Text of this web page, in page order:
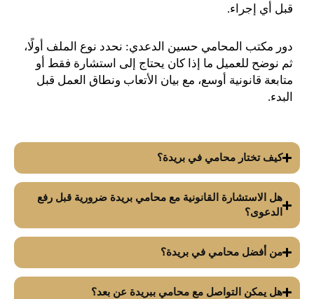
قبل أي إجراء.
دور مكتب المحامي حسين الدعدي: نحدد نوع الملف أولًا،
ثم نوضح للعميل ما إذا كان يحتاج إلى استشارة فقط أو
متابعة قانونية أوسع، مع بيان الأتعاب ونطاق العمل قبل
البدء.
كيف تختار محامي في بريدة؟
هل الاستشارة القانونية مع محامي بريدة ضرورية قبل رفع
الدعوى؟
من أفضل محامي في بريدة؟
هل يمكن التواصل مع محامي ببريدة عن بعد؟